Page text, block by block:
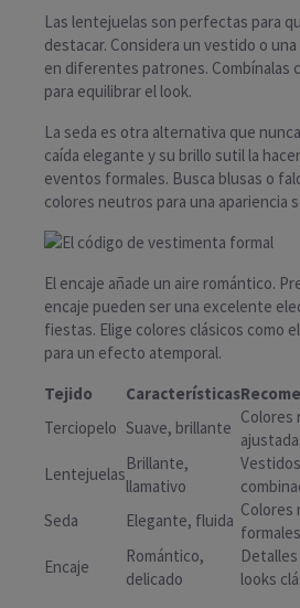
Las lentejuelas son perfectas para
destacar. Considera un vestido o
en diferentes patrones. Combínalas
para equilibrar el look.
La seda es otra alternativa que
caída elegante y su brillo sutil la
eventos formales. Busca blusas o
colores neutros para una apariencia
El encaje añade un aire romántico.
encaje pueden ser una excelente
fiestas. Elige colores clásicos como
para un efecto atemporal.
Tejido
Características
Terciopelo Suave, brillante
Colores
Lentejuelas
Brillante,
llamativo
Seda
Elegante, fluida
Colores
formales
Encaje
Romántico,
delicado
looks